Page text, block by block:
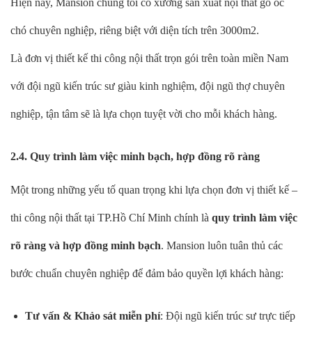
Hiện nay, Mansion chúng tôi có xưởng sản xuất nội thất gỗ óc
chó chuyên nghiệp, riêng biệt với diện tích trên 3000m2.
Là đơn vị thiết kế thi công nội thất trọn gói trên toàn miền Nam
với đội ngũ kiến trúc sư giàu kinh nghiệm, đội ngũ thợ chuyên
nghiệp, tận tâm sẽ là lựa chọn tuyệt vời cho mỗi khách hàng.
2.4. Quy trình làm việc minh bạch, hợp đồng rõ ràng
Một trong những yếu tố quan trọng khi lựa chọn đơn vị thiết kế –
thi công nội thất tại TP.Hồ Chí Minh chính là quy trình làm việc
rõ ràng và hợp đồng minh bạch. Mansion luôn tuân thủ các
bước chuẩn chuyên nghiệp để đảm bảo quyền lợi khách hàng:
Tư vấn & Khảo sát miễn phí: Đội ngũ kiến trúc sư trực tiếp